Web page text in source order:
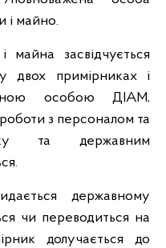
і майно.
засвідчується
двох примірниках і
особою ДІАМ,
з персоналом та
та державним
державному
чи переводиться на
долучається до